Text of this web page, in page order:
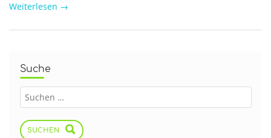
Weiterlesen →
Suche
SUCHEN